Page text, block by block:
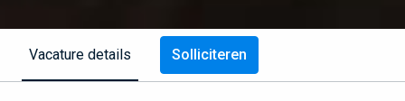
Vacature details Solliciteren